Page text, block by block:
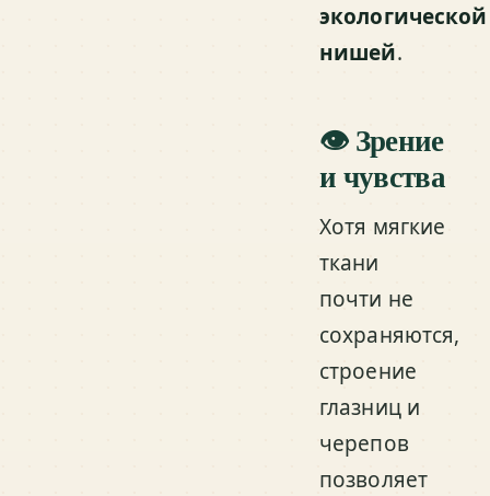
экологической
нишей.
👁️ Зрение
и чувства
Хотя мягкие
ткани
почти не
сохраняются,
строение
глазниц и
черепов
позволяет